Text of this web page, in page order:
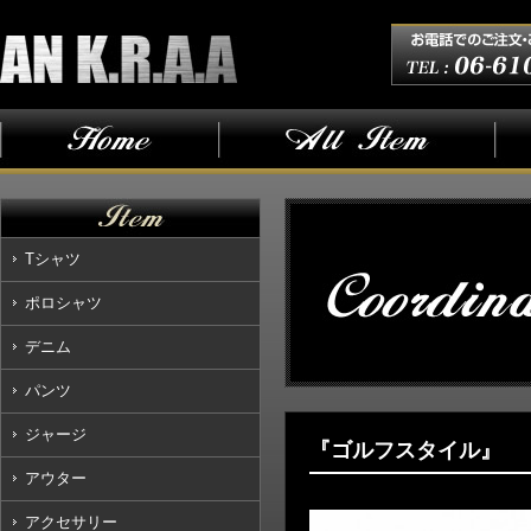
Tシャツ
ポロシャツ
デニム
パンツ
ジャージ
アウター
アクセサリー
『ゴルフスタイル』